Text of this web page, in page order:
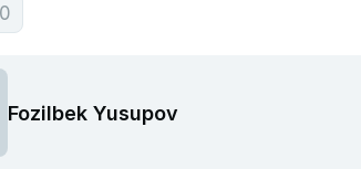
0
Fozilbek Yusupov